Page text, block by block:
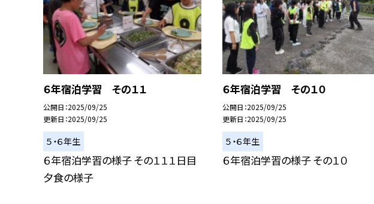
６年宿泊学習 その１１
公開日 2025/09/25
更新日 2025/09/25
５・６年生
６年宿泊学習の様子 その１１１日目
夕食の様子
６年宿泊学習 その１０
公開日 2025/09/25
更新日 2025/09/25
５・６年生
６年宿泊学習の様子 その１０